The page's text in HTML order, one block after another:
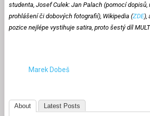
studenta, Josef Culek: Jan Palach (pomocí dopisů,
prohlášení či dobových fotografií), Wikipedia (ZDE),
pozice nejlépe vystihuje satira, proto šestý díl
Marek Dobeš
About Latest Posts